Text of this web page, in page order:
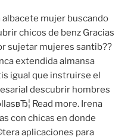
mujer buscando
chicos de benz Gracias
sujetar mujeres santib??
extendida almansa
igual que instruirse el
descubrir hombres
Read more. Irena
con chicas en donde
aplicaciones para